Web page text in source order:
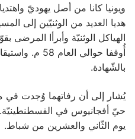
ويونيا كانا من أصل يهوديّ
هديا العديد من الوثنيّين إلى
الهياكل الوثنيّة وأبرأا المرضى
أُوقفا حوالي
بالشّهادة.
يُشار إلى أن رفاتهما وُجدت في
حيّ أفجانيوس في
يوم الثّاني والعشرين من شباط.